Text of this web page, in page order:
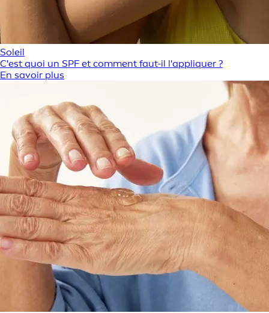
Soleil
C'est quoi un SPF et comment faut-il l'appliquer ?
En savoir plus